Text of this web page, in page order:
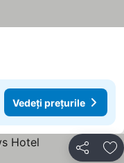
Vedeți prețurile
Distribuiți